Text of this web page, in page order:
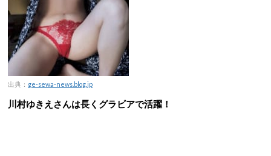
出典： ge-sewa-news.blog.jp
川村ゆきえさんは長くグラビアで活躍！